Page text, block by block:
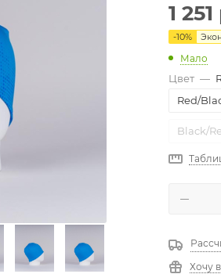
1 251
-10%
Мало
Цвет —
Red/
Black/
Хочу